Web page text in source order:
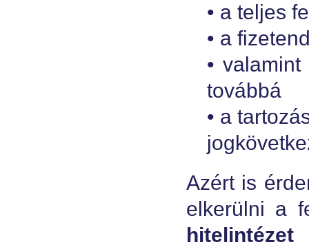
• a teljes
• a
•
továbbá
• a
Azért is
elkerülni a